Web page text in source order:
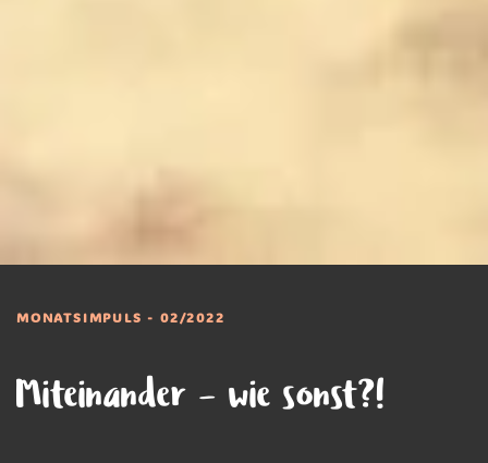
MONATSIMPULS - 02/2022
Miteinander – wie sonst?!